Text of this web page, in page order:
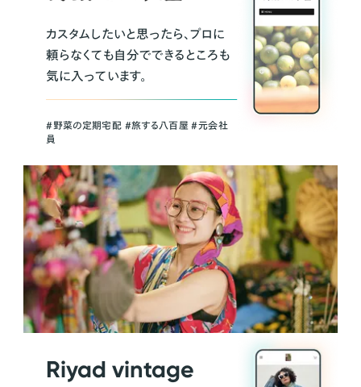
カスタムしたいと思ったら、プロに
頼らなくても自分でできるところも
気に入っています。
＃野菜の定期宅配 ＃旅する八百屋 ＃元会社
員
Riyad vintage